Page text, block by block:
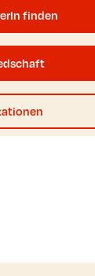
finden